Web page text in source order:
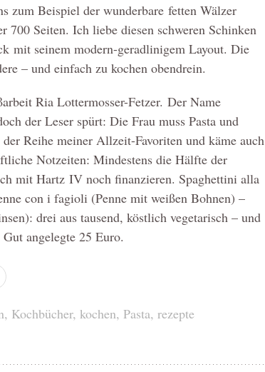
zum Beispiel der wunderbare fetten Wälzer
700 Seiten. Ich liebe diesen schweren Schinken
mit seinem modern-geradlinigem Layout. Die
– und einfach zu kochen obendrein.
Ria Lottermosser-Fetzer. Der Name
der Leser spürt: Die Frau muss Pasta und
Reihe meiner Allzeit-Favoriten und käme auch
Notzeiten: Mindestens die Hälfte der
mit Hartz IV noch finanzieren. Spaghettini alla
con i fagioli (Penne mit weißen Bohnen) –
drei aus tausend, köstlich vegetarisch – und
angelegte 25 Euro.
, Kochbücher, kochen, Pasta, rezepte